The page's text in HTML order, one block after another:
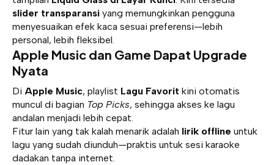
slider transparansi yang memungkinkan pengguna
menyesuaikan efek kaca sesuai preferensi—lebih
personal, lebih fleksibel.
Apple Music dan Game Dapat Upgrade
Nyata
Di Apple Music, playlist Lagu Favorit kini otomatis
muncul di bagian Top Picks, sehingga akses ke lagu
andalan menjadi lebih cepat.
Fitur lain yang tak kalah menarik adalah lirik offline untuk
lagu yang sudah diunduh—praktis untuk sesi karaoke
dadakan tanpa internet.